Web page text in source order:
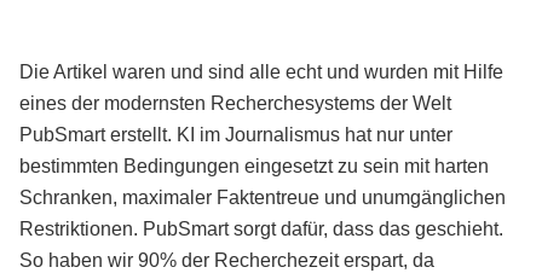
Die Artikel waren und sind alle echt und wurden mit Hilfe
eines der modernsten Recherchesystems der Welt
PubSmart erstellt. KI im Journalismus hat nur unter
bestimmten Bedingungen eingesetzt zu sein mit harten
Schranken, maximaler Faktentreue und unumgänglichen
Restriktionen. PubSmart sorgt dafür, dass das geschieht.
So haben wir 90% der Recherchezeit erspart, da